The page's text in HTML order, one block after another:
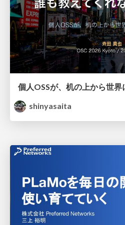
個人OSSが、机の上から世
shinyasaita